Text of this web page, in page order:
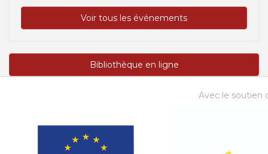
Voir tous les événements
Bibliothèque en ligne
Avec le soutien